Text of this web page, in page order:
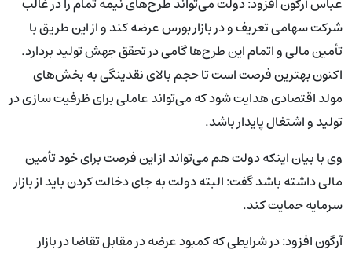
شرکت سهامی تعریف و در بازار بورس عرضه کند و از این طریق با
تأمین مالی و اتمام این طرح‌ها گامی در تحقق جهش تولید بردارد.
اکنون بهترین فرصت است تا حجم بالای نقدینگی به بخش‌های
مولد اقتصادی هدایت شود که می‌تواند عاملی برای ظرفیت سازی در
تولید و اشتغال پایدار باشد.
وی با بیان اینکه دولت هم می‌تواند از این فرصت برای خود تأمین
مالی داشته باشد گفت: البته دولت به جای دخالت کردن باید از بازار
سرمایه حمایت کند.
آرگون افزود: در شرایطی که کمبود عرضه در مقابل تقاضا در بازار